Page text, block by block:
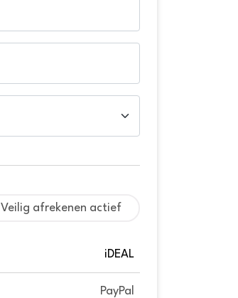
Veilig afrekenen actief
iDEAL
PayPal